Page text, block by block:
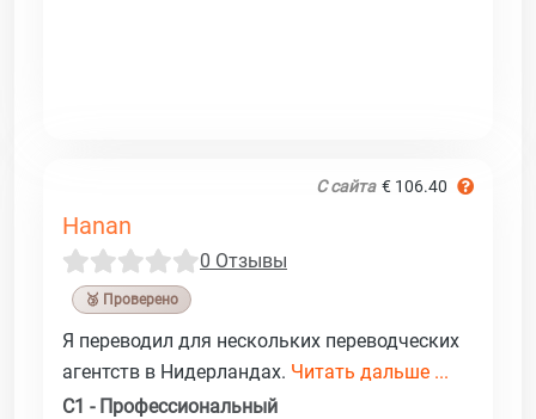
С сайта € 106.40
Hanan
0 Отзывы
🥉 Проверено
Я переводил для нескольких переводческих
агентств в Нидерландах. Читать дальше ...
C1 - Профессиональный